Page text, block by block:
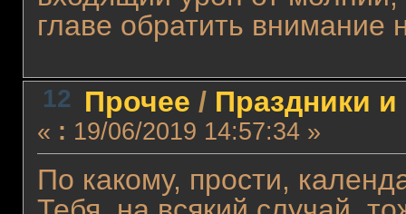
главе обратить внимание
12 Прочее / Праздники
« : 19/06/2019 14:57:34 »
По какому, прости,